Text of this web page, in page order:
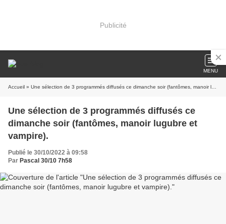
Publicité
MENU
Accueil » Une sélection de 3 programmés diffusés ce dimanche soir (fantômes, manoir lugubre et vampire).
Une sélection de 3 programmés diffusés ce
dimanche soir (fantômes, manoir lugubre et
vampire).
Publié le 30/10/2022 à 09:58
Par Pascal 30/10 7h58